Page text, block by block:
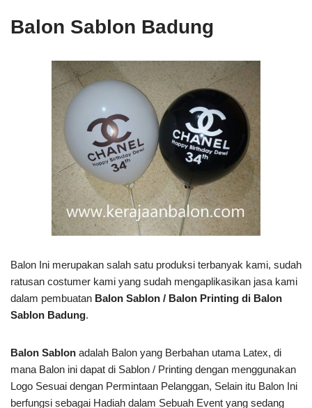
Balon Sablon Badung
Balon Ini merupakan salah satu produksi terbanyak kami, sudah
ratusan costumer kami yang sudah mengaplikasikan jasa kami
dalam pembuatan Balon Sablon / Balon Printing di Balon
Sablon Badung.
Balon Sablon adalah Balon yang Berbahan utama Latex, di
mana Balon ini dapat di Sablon / Printing dengan menggunakan
Logo Sesuai dengan Permintaan Pelanggan, Selain itu Balon Ini
berfungsi sebagai Hadiah dalam Sebuah Event yang sedang